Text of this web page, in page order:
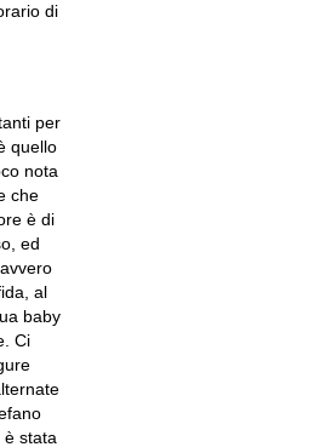
di
per
quello
nota
che
è di
ed
al
baby
Ci
è stata